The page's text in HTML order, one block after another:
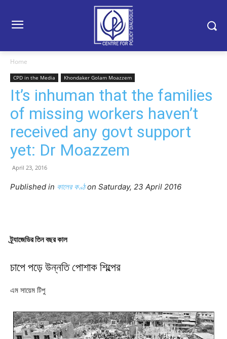
Home
CPD in the Media Khondaker Golam Moazzem
It’s inhuman that the families
of missing workers haven’t
received any govt support
yet: Dr Moazzem
April 23, 2016
Published in কালের কণ্ঠ on Saturday, 23 April 2016
ট্র্যাজেডির তিন বছর কাল
চাপে পড়ে উন্নতি পোশাক শিল্পের
এম সায়েম টিপু